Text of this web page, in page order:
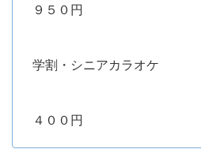
９５０円
学割・シニアカラオケ
４００円